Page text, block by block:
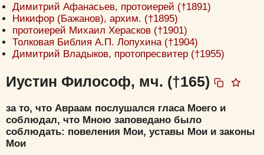
Димитрий Афанасьев, протоиерей (†1891)
Никифор (Бажанов), архим. (†1895)
протоиерей Михаил Херасков (†1901)
Толковая Библия А.П. Лопухина (†1904)
Димитрий Владыков, протопресвитер (†1955)
Иустин Философ, мч. (†165)
за то, что Авраам послушался гласа Моего и
соблюдал, что Мною заповедано было
соблюдать: повеления Мои, уставы Мои и законы
Мои